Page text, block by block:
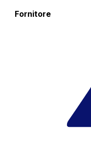
Fornitore